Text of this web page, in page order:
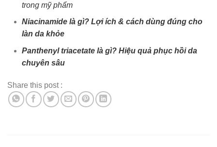
trong mỹ phẩm
Niacinamide là gì? Lợi ích & cách dùng đúng cho
làn da khỏe
Panthenyl triacetate là gì? Hiệu quả phục hồi da
chuyên sâu
Share this post :